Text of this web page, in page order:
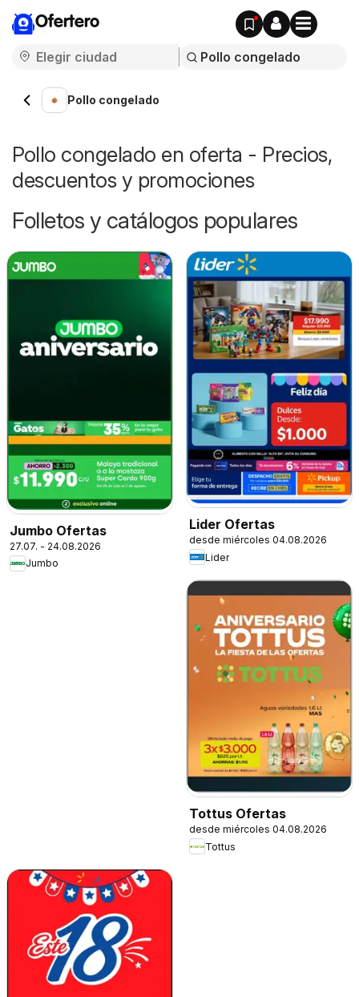
Ofertero
Pollo congelado
Pollo congelado en oferta - Precios,
descuentos y promociones
Folletos y catálogos populares
Jumbo Ofertas
27.07. - 24.08.2026
Jumbo
Lider Ofertas
desde miércoles 04.08.2026
Lider
Tottus Ofertas
desde miércoles 04.08.2026
Tottus